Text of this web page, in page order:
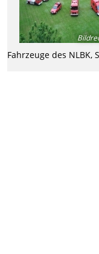
Fahrzeuge des NLBK,